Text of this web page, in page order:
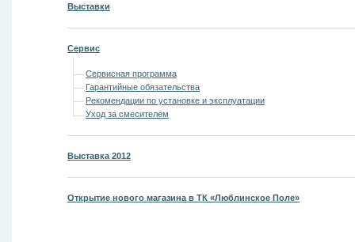
Выставки
Сервис
Сервисная программа
Гарантийные обязательства
Рекомендации по установке и эксплуатации
Уход за смесителем
Выставка 2012
Открытие нового магазина в ТК «Люблинское Поле»